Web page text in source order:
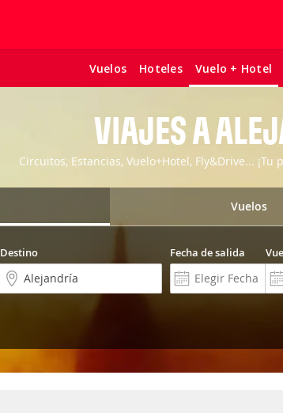
Vuelos Hoteles Vuelo + Hotel
VIAJES A
Circuitos, Estancias, Vuelo+Hotel, Fly&Drive...
Vuelos
Destino Fecha de salida